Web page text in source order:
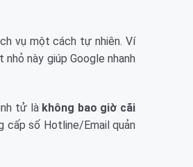
vụ một cách tự nhiên. Ví
nhỏ này giúp Google nhanh
tử là không bao giờ cãi
cấp số Hotline/Email quản